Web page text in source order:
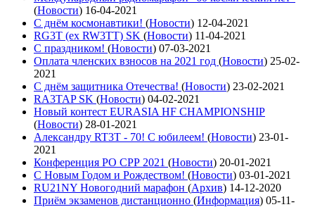
(Новости) 16-04-2021
С днём космонавтики! (Новости) 12-04-2021
RG3T (ex RW3TT) SK (Новости) 11-04-2021
С праздником! (Новости) 07-03-2021
Оплата членских взносов на 2021 год (Новости) 25-02-
2021
С днём защитника Отечества! (Новости) 23-02-2021
RA3TAP SK (Новости) 04-02-2021
Новый контест EURASIA HF CHAMPIONSHIP
(Новости) 28-01-2021
Александру RT3T - 70! С юбилеем! (Новости) 23-01-
2021
Конференция РО СРР 2021 (Новости) 20-01-2021
С Новым Годом и Рождеством! (Новости) 03-01-2021
RU21NY Новогодний марафон (Архив) 14-12-2020
Приём экзаменов дистанционно (Информация) 05-11-